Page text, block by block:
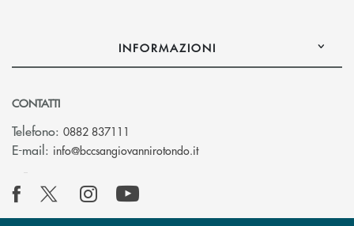
INFORMAZIONI
CONTATTI
Telefono: 0882 837111
E-mail: info@bccsangiovannirotondo.it(si apre l’app di posta